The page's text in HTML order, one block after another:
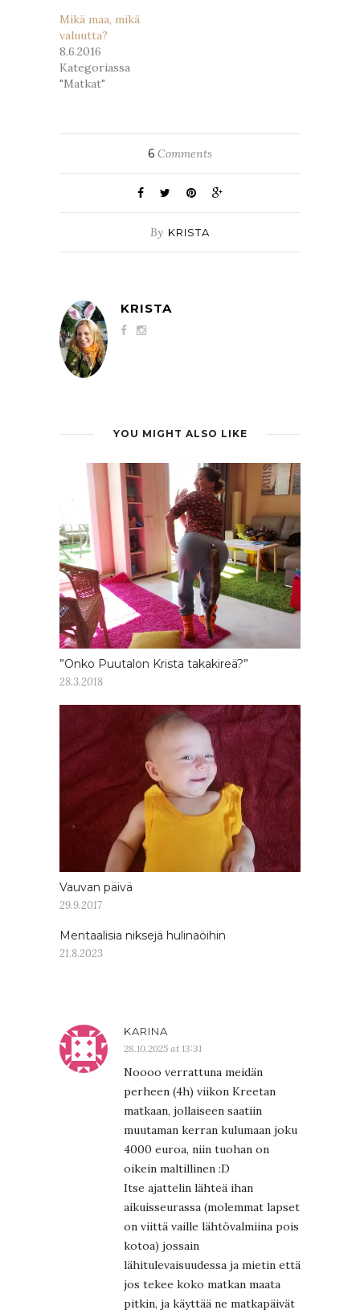
Mikä maa, mikä
valuutta?
8.6.2016
Kategoriassa
"Matkat"
6 Comments
By KRISTA
KRISTA
YOU MIGHT ALSO LIKE
”Onko Puutalon Krista takakireä?”
28.3.2018
Vauvan päivä
29.9.2017
Mentaalisia niksejä hulinaöihin
21.8.2023
KARINA
28.10.2025 at 13:31
Noooo verrattuna meidän
perheen (4h) viikon Kreetan
matkaan, jollaiseen saatiin
muutaman kerran kulumaan joku
4000 euroa, niin tuohan on
oikein maltillinen :D
Itse ajattelin lähteä ihan
aikuisseurassa (molemmat lapset
on viittä vaille lähtövalmiina pois
kotoa) jossain
lähitulevaisuudessa ja mietin että
jos tekee koko matkan maata
pitkin, ja käyttää ne matkapäivät